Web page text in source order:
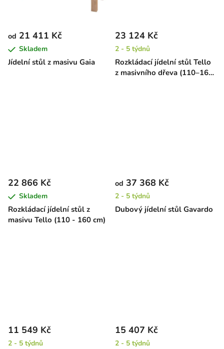
Jídelní stůl z masivu Gaia
od 21 411 Kč
Skladem
Rozkládací jídelní stůl Tello
z masivního dřeva (110–160
23 124 Kč
2 - 5 týdnů
Rozkládací jídelní stůl z
masivu Tello (110 - 160 cm)
22 866 Kč
Skladem
Dubový jídelní stůl Gavardo
od 37 368 Kč
2 - 5 týdnů
11 549 Kč
2 - 5 týdnů
15 407 Kč
2 - 5 týdnů